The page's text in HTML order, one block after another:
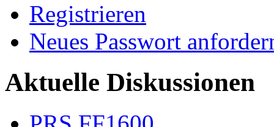
Registrieren
Neues Passwort
Aktuelle Diskussionen